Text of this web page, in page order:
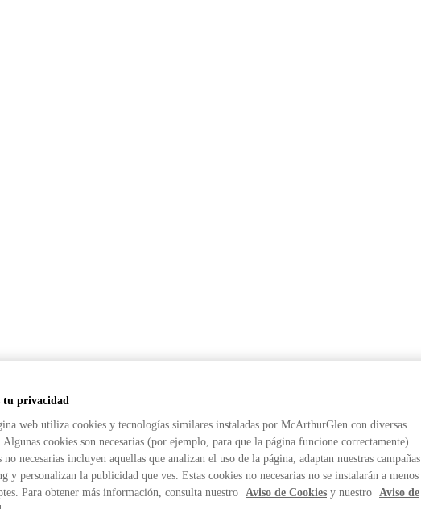
tu privacidad
web utiliza cookies y tecnologías similares instaladas por McArthurGlen con diversas
cookies son necesarias (por ejemplo, para que la página funcione correctamente).
no necesarias incluyen aquellas que analizan el uso de la página, adaptan nuestras campañas
y personalizan la publicidad que ves. Estas cookies no necesarias no se instalarán a menos
Para obtener más información, consulta nuestro Aviso de Cookies y nuestro Aviso de